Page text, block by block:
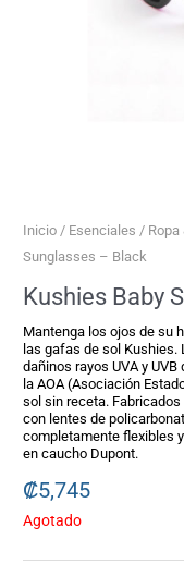
Inicio / Esenciales / Ropa
Sunglasses – Black
Kushies Baby
Mantenga los ojos de su
las gafas de sol Kushies.
dañinos rayos UVA y
la AOA (Asociación
sol sin receta.
con lentes de
completamente flexibles
en caucho Dupont.
₡5,745
Agotado